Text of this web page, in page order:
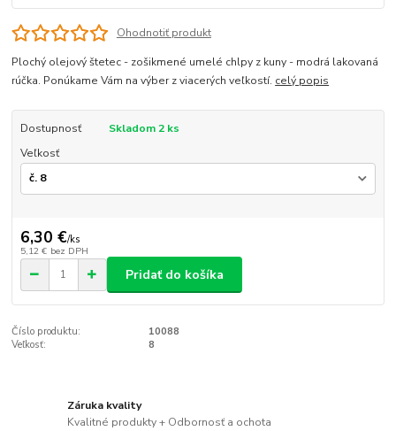
Ohodnotiť produkt
Plochý olejový štetec - zošikmené umelé chlpy z kuny - modrá lakovaná
rúčka. Ponúkame Vám na výber z viacerých veľkostí. celý popis
Dostupnosť
Skladom 2 ks
Veľkosť
6,30 €/ks
5,12 € bez DPH
Pridať do košíka
Číslo produktu:
10088
Veľkosť:
8
Záruka kvality
Kvalitné produkty + Odbornosť a ochota